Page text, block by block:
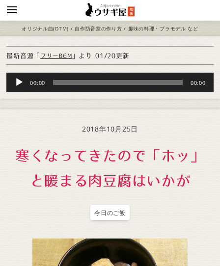
オリジナル曲(DTM) / 自作防音室の作り方 / 趣味の料理・プラモデル など
最新音源「 フリーBGM 」より 01/20更新
Audio
Player
00:00 00:00
2018年10月25日
寒くなってきたので「ホッ」
と暖まる肉豆腐はいかが
今日のご飯